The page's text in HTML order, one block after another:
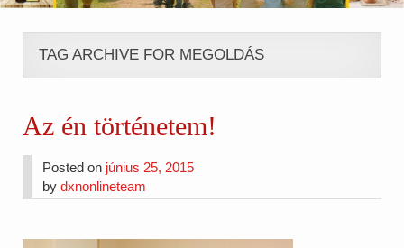
TAG ARCHIVE FOR MEGOLDÁS
Az én történetem!
Posted on június 25, 2015
bydxnonlineteam